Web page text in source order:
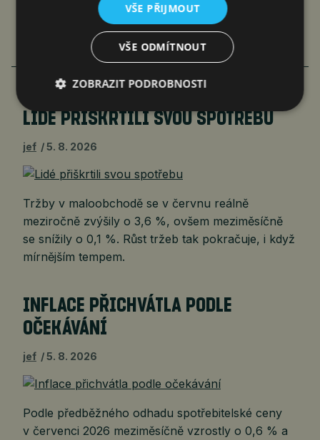
VÍCE ČLÁNKŮ O EKONOMICE
LIDÉ PŘIŠKRTILI SVOU SPOTŘEBU
jef 5. 8. 2026
Tržby v maloobchodě se v červnu reálně
meziročně zvýšily o 3,6 %, ovšem meziměsíčně
se snížily o 0,1 %. Růst tržeb tak pokračuje, i když
mírnějším tempem.
INFLACE PŘICHVÁTLA PODLE
OČEKÁVÁNÍ
jef 5. 8. 2026
Podle předběžného odhadu spotřebitelské ceny
v červenci 2026 meziměsíčně vzrostly o 0,6 % a
VŠE PŘIJMOUT
VŠE ODMÍTNOUT
ZOBRAZIT PODROBNOSTI